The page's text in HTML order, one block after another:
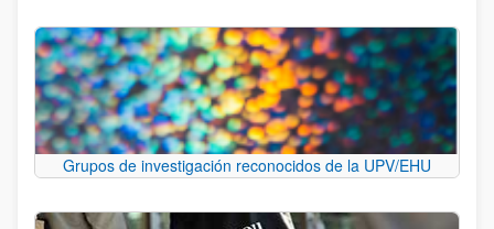
Grupos de investigación reconocidos de la UPV/EHU